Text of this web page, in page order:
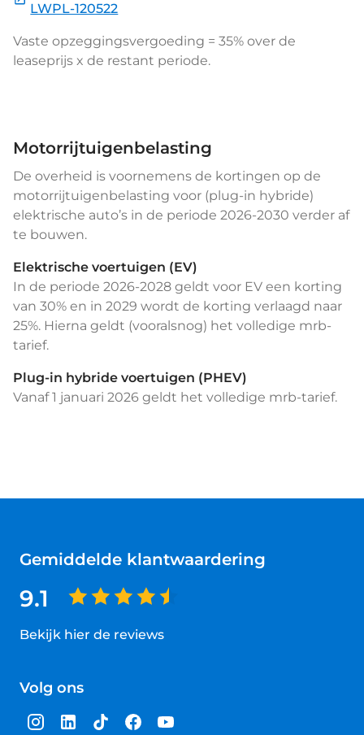
LWPL-120522
Vaste opzeggingsvergoeding = 35% over de
leaseprijs x de restant periode.
Motorrijtuigenbelasting
De overheid is voornemens de kortingen op de
motorrijtuigenbelasting voor (plug-in hybride)
elektrische auto’s in de periode 2026-2030 verder af
te bouwen.
Elektrische voertuigen (EV)
In de periode 2026-2028 geldt voor EV een korting
van 30% en in 2029 wordt de korting verlaagd naar
25%. Hierna geldt (vooralsnog) het volledige mrb-
tarief.
Plug-in hybride voertuigen (PHEV)
Vanaf 1 januari 2026 geldt het volledige mrb-tarief.
Gemiddelde klantwaardering
9.1
Bekijk hier de reviews
van
sterren
Volg ons